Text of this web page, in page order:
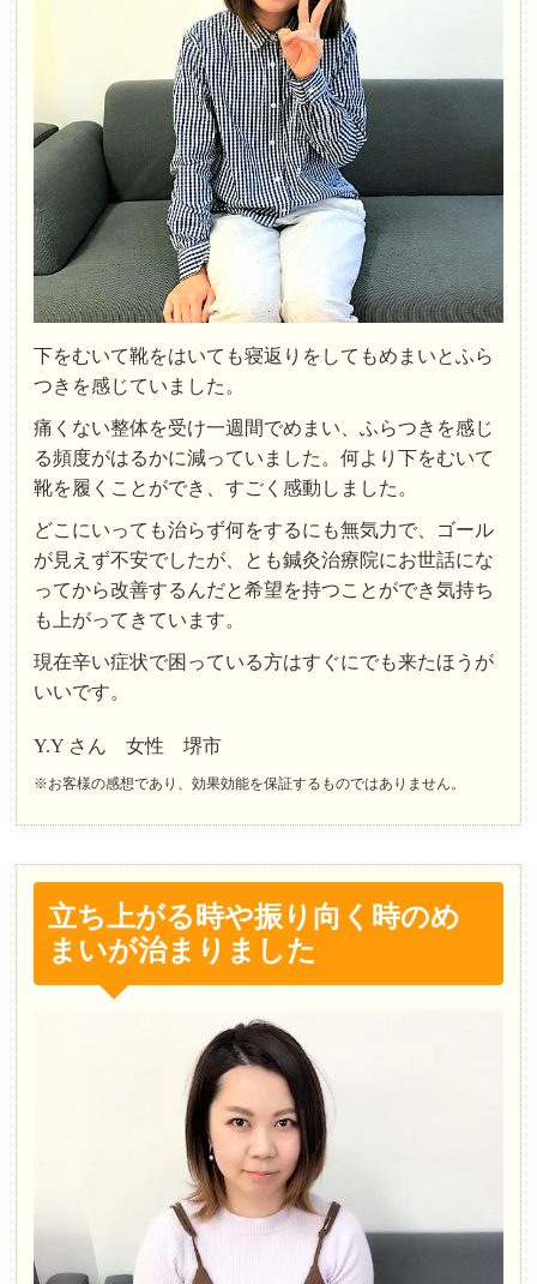
下をむいて靴をはいても寝返りをしてもめまいとふら
つきを感じていました。
痛くない整体を受け一週間でめまい、ふらつきを感じ
る頻度がはるかに減っていました。何より下をむいて
靴を履くことができ、すごく感動しました。
どこにいっても治らず何をするにも無気力で、ゴール
が見えず不安でしたが、とも鍼灸治療院にお世話にな
ってから改善するんだと希望を持つことができ気持ち
も上がってきています。
現在辛い症状で困っている方はすぐにでも来たほうが
いいです。
Y.Y さん 女性 堺市
※お客様の感想であり、効果効能を保証するものではありません。
立ち上がる時や振り向く時のめ
まいが治まりました